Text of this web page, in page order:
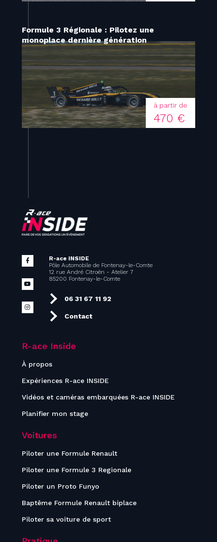
Formule 3 Régionale : Pilotez une
monoplace dernière génération
à partir de
470 €
R-ace INSIDE
Pôle Automobile de Fontenay-le-Comte
12 rue André Citroën - Atelier 7
85200 Fontenay-le-Comte
06 31 67 11 92
Contact
R-ace Inside
À propos
Expériences R-ace INSIDE
Vidéos et caméras embarquées R-ace INSIDE
Planifier mon stage
Voitures
Piloter une Formule Renault
Piloter une Formule 3 Regionale
Piloter un Proto Funyo
Baptême Formule Renault biplace
Piloter sa voiture de sport